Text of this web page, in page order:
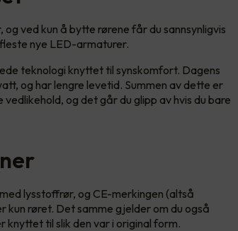
ved kun å bytte rørene får du sannsynligvis
nye LED-armaturer.
teknologi knyttet til synskomfort. Dagens
og har lengre levetid. Summen av dette er
og det går du glipp av hvis du bare
lysstoffrør, og CE-merkingen (altså
røret. Det samme gjelder om du også
til slik den var i original form.